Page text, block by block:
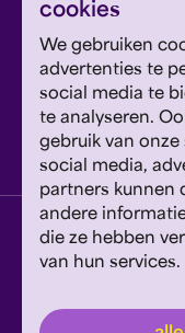
cookies
We gebruiken
advertenties te
social media te
te analyseren.
gebruik van
social media,
partners kunnen
andere
die ze hebben
van hun services.
Google's
van toepassing.
Geef om Philzuid
steun ons
privacyverklaring
website door exitable